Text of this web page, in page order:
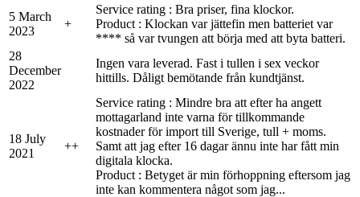
5 March
2023
+
Service rating : Bra priser, fina klockor.
Product : Klockan var jättefin men batteriet var
**** så var tvungen att börja med att byta batteri.
28
December
2022
Ingen vara leverad. Fast i tullen i sex veckor
hittills. Dåligt bemötande från kundtjänst.
18 July
2021
++
Service rating : Mindre bra att efter ha angett
mottagarland inte varna för tillkommande
kostnader för import till Sverige, tull + moms.
Samt att jag efter 16 dagar ännu inte har fått min
digitala klocka.
Product : Betyget är min förhoppning eftersom jag
inte kan kommentera något som jag...